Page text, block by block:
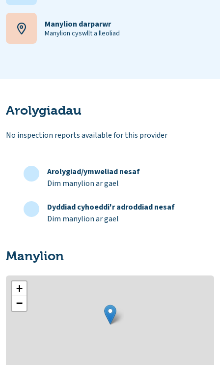
Manylion darparwr
Manylion cyswllt a lleoliad
Arolygiadau
No inspection reports available for this provider
Arolygiad/ymweliad nesaf
Dim manylion ar gael
Dyddiad cyhoeddi'r adroddiad nesaf
Dim manylion ar gael
Manylion
+
−